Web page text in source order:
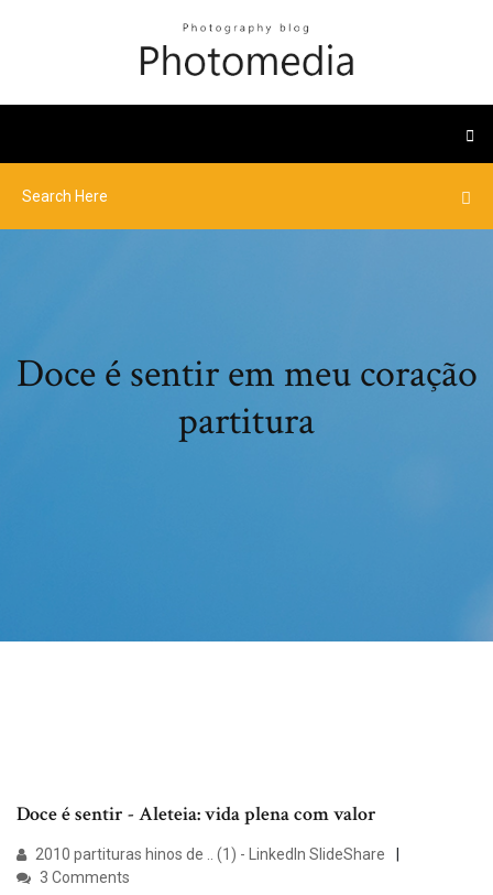
Doce é sentir em meu coração
partitura
Doce é sentir - Aleteia: vida plena com valor
2010 partituras hinos de .. (1) - LinkedIn SlideShare
3 Comments